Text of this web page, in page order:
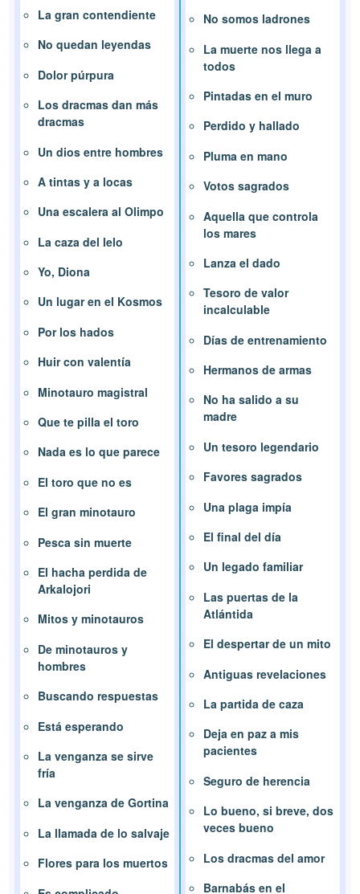
La gran contendiente
No quedan leyendas
Dolor púrpura
Los dracmas dan más
dracmas
Un dios entre hombres
A tintas y a locas
Una escalera al Olimpo
La caza del lelo
Yo, Diona
Un lugar en el Kosmos
Por los hados
Huir con valentía
Minotauro magistral
Que te pilla el toro
Nada es lo que parece
El toro que no es
El gran minotauro
Pesca sin muerte
El hacha perdida de
Arkalojori
Mitos y minotauros
De minotauros y
hombres
Buscando respuestas
Está esperando
La venganza se sirve
fría
La venganza de Gortina
La llamada de lo salvaje
Flores para los muertos
No somos ladrones
La muerte nos llega a
todos
Pintadas en el muro
Perdido y hallado
Pluma en mano
Votos sagrados
Aquella que controla
los mares
Lanza el dado
Tesoro de valor
incalculable
Días de entrenamiento
Hermanos de armas
No ha salido a su
madre
Un tesoro legendario
Favores sagrados
Una plaga impía
El final del día
Un legado familiar
Las puertas de la
Atlántida
El despertar de un mito
Antiguas revelaciones
La partida de caza
Deja en paz a mis
pacientes
Seguro de herencia
Lo bueno, si breve, dos
veces bueno
Los dracmas del amor
Barnabás en el